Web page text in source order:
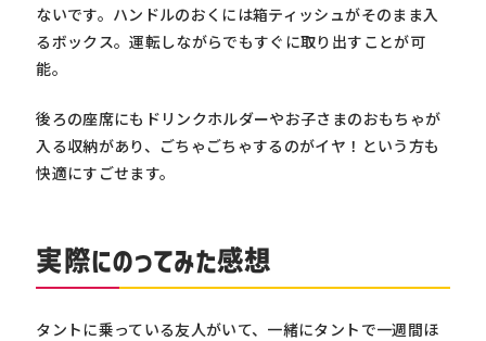
ないです。ハンドルのおくには箱ティッシュがそのまま入
るボックス。運転しながらでもすぐに取り出すことが可
能。
後ろの座席にもドリンクホルダーやお子さまのおもちゃが
入る収納があり、ごちゃごちゃするのがイヤ！という方も
快適にすごせます。
実際にのってみた感想
タントに乗っている友人がいて、一緒にタントで一週間ほ